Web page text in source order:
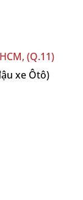
(Q.11)
xe Ôtô)